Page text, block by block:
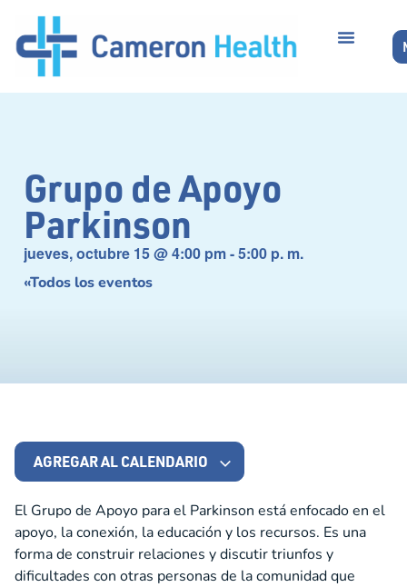
Grupo de Apoyo
Parkinson
jueves, octubre 15@4:00 pm-5:00 p. m.
«Todos los eventos
AGREGAR AL CALENDARIO
El Grupo de Apoyo para el Parkinson está enfocado en el
apoyo, la conexión, la educación y los recursos. Es una
forma de construir relaciones y discutir triunfos y
dificultades con otras personas de la comunidad que